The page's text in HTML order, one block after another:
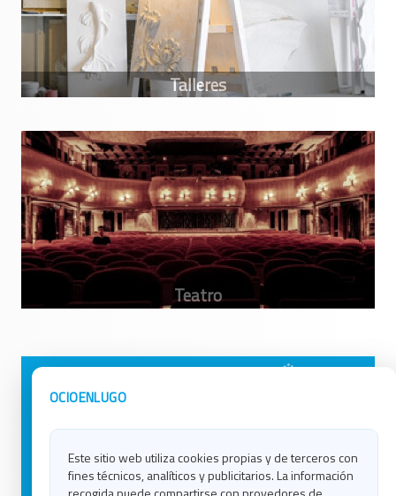
OCIOENLUGO
Este sitio web utiliza cookies propias y de terceros con
fines técnicos, analíticos y publicitarios. La información
Avisos Legales
Contacto
Política de Cookies
Ocio en Lugo
Ocio en Ourense